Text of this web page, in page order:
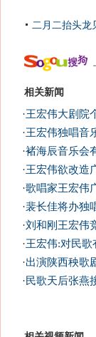
二月二抬头龙
相关新闻
·王宏伟大剧院
·王宏伟独唱音
·褚海辰音乐会
·王宏伟欲改造
·歌唱家王宏伟
·裴长佳将办独
·刘和刚王宏伟
·王宏伟:对民歌
·出演陕西秧歌
·民歌天后张燕